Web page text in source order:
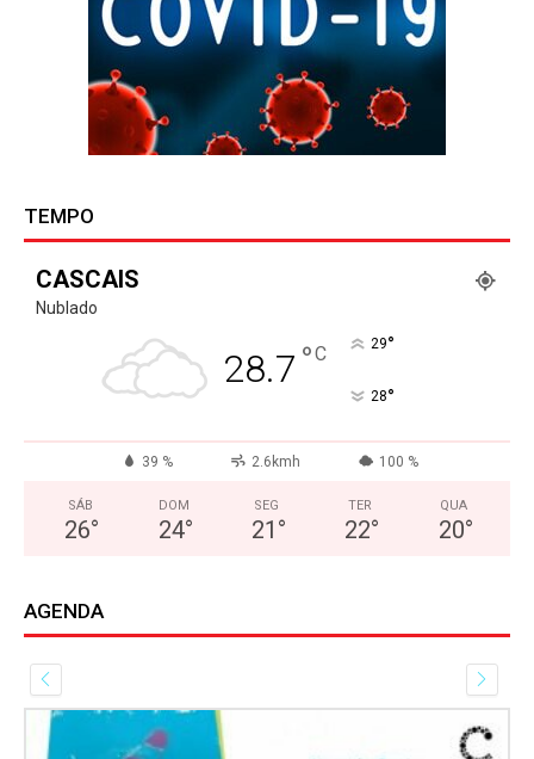
TEMPO
CASCAIS
Nublado
28.7 °C 29°
28°
39 % 2.6kmh 100 %
SÁB
26°
DOM
24°
SEG
21 °
TER
22°
QUA
20°
AGENDA